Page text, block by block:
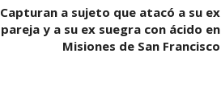
Capturan a sujeto que atacó a su ex
pareja y a su ex suegra con ácido en
Misiones de San Francisco